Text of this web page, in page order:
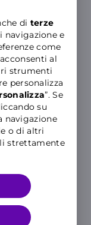
di terze
navigazione e
come
al
strumenti
personalizza
”. Se
su
navigazione
o di altri
strettamente
e
Assicurazioni S.p.A.,